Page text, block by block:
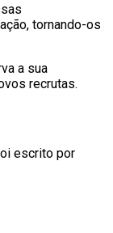
tornando-os
a sua
recrutas.
escrito por